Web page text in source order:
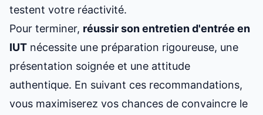
testent votre réactivité.
Pour terminer, réussir son entretiend'entrée en
IUT nécessite une préparation rigoureuse, une
présentation soignée et une attitude
authentique. En suivant ces recommandations,
vous maximiserez vos chances de convaincre le